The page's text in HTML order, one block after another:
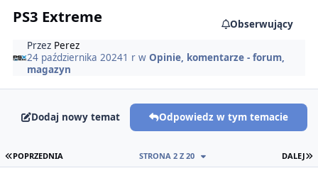
PS3 Extreme
Obserwujący
Przez Perez
24 października 20241 r w Opinie, komentarze - forum,
magazyn
Dodaj nowy temat Odpowiedz w tym temacie
PIERWSZA STRONA
POPRZEDNIA DALEJ
STRONA 2 Z 20